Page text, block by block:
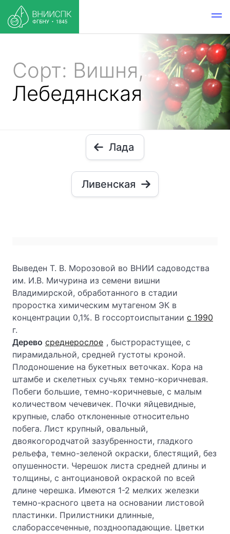
Сорт: Вишня,
Лебедянская
Лада
Ливенская
Выведен Т. В. Морозовой во ВНИИ садоводства
им. И.В. Мичурина из семени вишни
Владимирской, обработанного в стадии
проростка химическим мутагеном ЭК в
концентрации 0,1%. В госсортоиспытании с 1990
г.
Дерево среднерослое , быстрорастущее, с
пирамидальной, средней густоты кроной.
Плодоношение на букетных веточках. Кора на
штамбе и скелетных сучьях темно-коричневая.
Побеги большие, темно-коричневые, с малым
количеством чечевичек. Почки яйцевидные,
крупные, слабо отклоненные относительно
побега. Лист крупный, овальный,
двоякогородчатой зазубренности, гладкого
рельефа, темно-зеленой окраски, блестящий, без
опушенности. Черешок листа средней длины и
толщины, с антоциановой окраской по всей
длине черешка. Имеются 1-2 мелких железки
темно-красного цвета на основании листовой
пластинки. Прилистники длинные,
слаборассеченные, поздноопадающие. Цветки